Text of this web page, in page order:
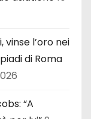
vinse l’oro nei
di Roma
“A